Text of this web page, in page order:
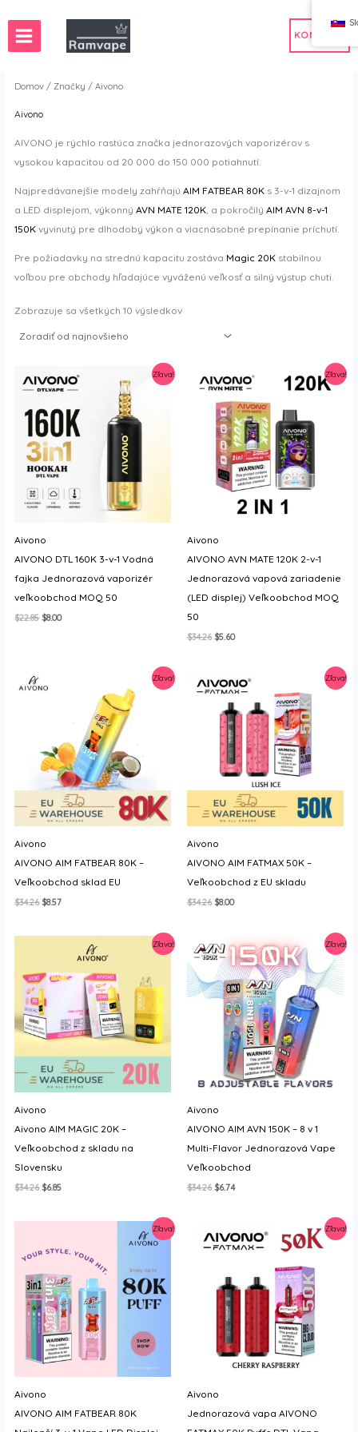
obsah
KONTAKT
Domov /Značky / Aivono
Aivono
AIVONO je rýchlo rastúca značka jednorazových vaporizérov s
vysokou kapacitou od 20 000 do 150 000 potiahnutí.
Najpredávanejšie modely zahŕňajúAIM FATBEAR 80K s 3-v-1 dizajnom
a LED displejom, výkonnýAVN MATE 120K, a pokročilýAIM AVN 8-v-1
150K vyvinutý pre dlhodobý výkon a viacnásobné prepínanie príchutí.
Pre požiadavky na strednú kapacitu zostáva Magic 20K stabilnou
voľbou pre obchody hľadajúce vyváženú veľkosť a silný výstup chuti.
Zobrazuje sa všetkých 10 výsledkovZoradiť
Zľava!
Aivono
AIVONO DTL 160K 3-v-1 Vodná
fajka Jednorazová vaporizér
veľkoobchod MOQ 50
$22.85 Original
$8.00Current
Zľava!
Aivono
AIVONO AVN MATE 120K 2-v-1
Jednorazová vapová zariadenie
(LED displej) Veľkoobchod MOQ
50
$34.26 Original
$5.60Current
Zľava!
Aivono
AIVONO AIM FATBEAR 80K –
Veľkoobchod sklad EU
$34.26Original
$34.26.
$8.57Current
$8.57.
Zľava!
Aivono
AIVONO AIM FATMAX 50K –
Veľkoobchod z EU skladu
$34.26 Original
$8.00Current
Zľava!
Aivono
Aivono AIM MAGIC 20K –
Veľkoobchod z skladu na
Slovensku
$34.26 Original
$34.26.
$6.85Current
$6.85.
Zľava!
Aivono
AIVONO AIM AVN 150K – 8 v 1
Multi-Flavor Jednorazová Vape
Veľkoobchod
$34.26 Original
$6.74Current
Zľava!
Aivono
AIVONO AIM FATBEAR 80K
Zľava!
Aivono
Jednorazová vapa AIVONO
s vape v Španielsku